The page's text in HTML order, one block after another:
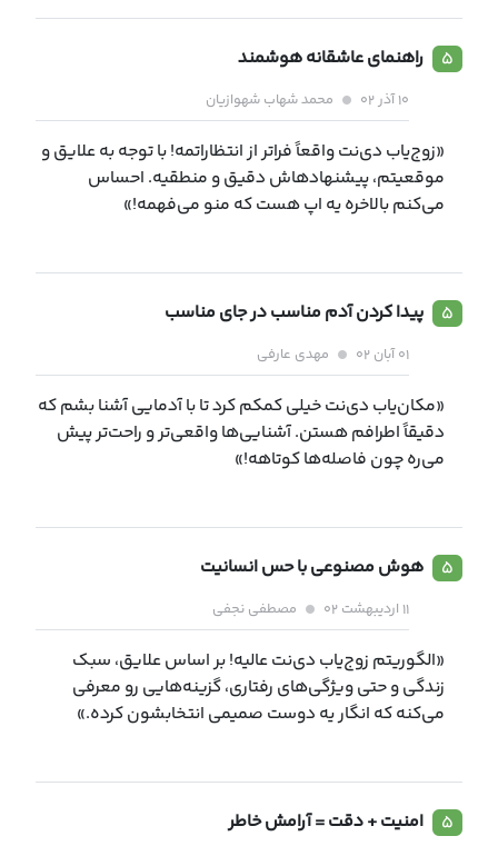
۵ راهنمای عاشقانه هوشمند
۱۰ آذر ۰۲ محمد شهاب شهوازیان
«زوج‌یاب دی‌نت واقعاً فراتر از انتظاراتمه! با توجه به علایق و
موقعیتم، پیشنهادهاش دقیق و منطقیه. احساس
می‌کنم بالاخره یه اپ هست که منو می‌فهمه!»
۵ پیدا کردن آدم مناسب در جای مناسب
۰۱ آبان ۰۲ مهدی عارفی
«مکان‌یاب دی‌نت خیلی کمکم کرد تا با آدمایی آشنا بشم که
دقیقاً اطرافم هستن. آشنایی‌ها واقعی‌تر و راحت‌تر پیش
می‌ره چون فاصله‌ها کوتاهه!»
۵ هوش مصنوعی با حس انسانیت
۱۱ اردیبهشت ۰۲ مصطفی نجفی
«الگوریتم زوج‌یاب دی‌نت عالیه! بر اساس علایق، سبک
زندگی و حتی ویژگی‌های رفتاری، گزینه‌هایی رو معرفی
می‌کنه که انگار یه دوست صمیمی انتخابشون کرده.»
۵ امنیت + دقت = آرامش خاطر